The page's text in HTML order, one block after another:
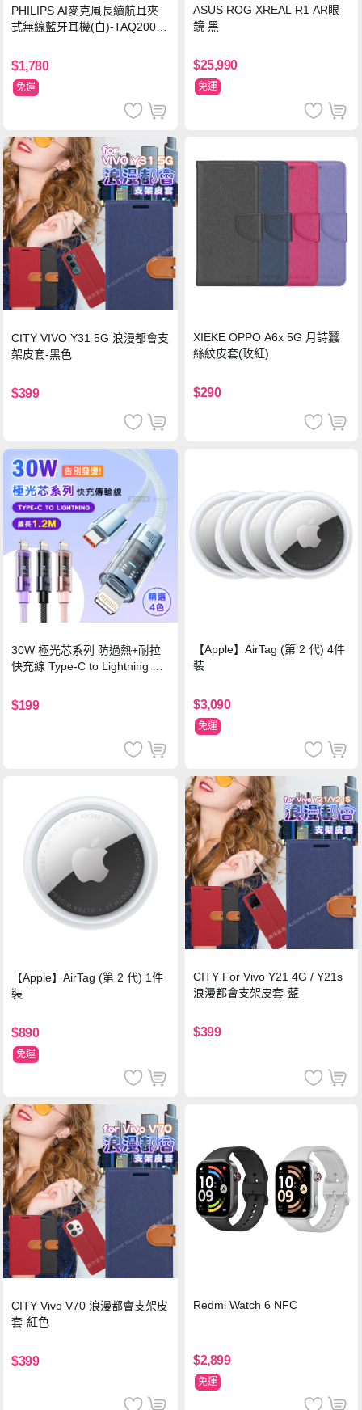
PHILIPS AI麥克風長續航耳夾
式無線藍牙耳機(白)-TAQ2000
$1,780
免運
ASUS ROG XREAL R1 AR眼
鏡 黑
$25,990
免運
CITY VIVO Y31 5G 浪漫都會支
架皮套-黑色
$399
XIEKE OPPO A6x 5G 月詩蠶
絲紋皮套(玫紅)
$290
30W 極光芯系列 防過熱+耐拉
快充線 Type-C to Lightning 傳
$199
【Apple】AirTag (第 2 代) 4件
裝
$3,090
免運
【Apple】AirTag (第 2 代) 1件
裝
$890
免運
CITY For Vivo Y21 4G / Y21s
浪漫都會支架皮套-藍
$399
CITY Vivo V70 浪漫都會支架皮
套-紅色
$399
Redmi Watch 6 NFC
$2,899
免運